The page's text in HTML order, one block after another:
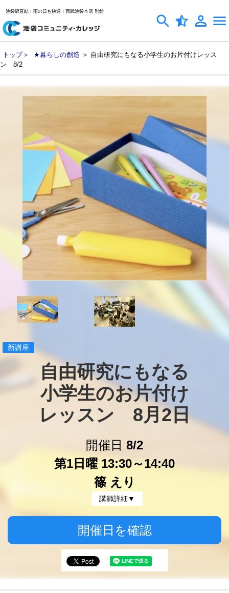
池袋駅直結！雨の日も快適！西武池袋本店 別館
トップ＞ ★暮らしの創造 ＞ 自由研究にもなる小学生のお片付けレッス
ン 8/2
新講座
自由研究にもなる
小学生のお片付け
レッスン　8月2日
開催日 8/2
第1日曜 13:30～14:40
篠 えり
講師詳細▼
開催日を確認